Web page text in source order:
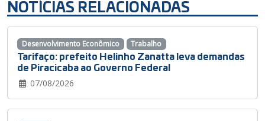
NOTÍCIAS RELACIONADAS
Tarifaço: prefeito Helinho Zanatta leva demandas
de Piracicaba ao Governo Federal
07/08/2026
Desenvolvimento Econômico Trabalho